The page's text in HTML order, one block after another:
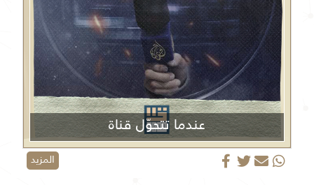
عندما تتحوّل قناة
الجزيرة من منبر إعلامي إلى منصة دعائية
المزيد